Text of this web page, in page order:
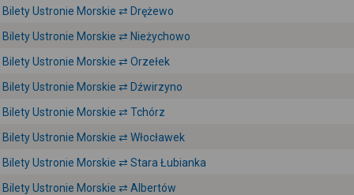
Bilety Ustronie Morskie ⇄ Drężewo
Bilety Ustronie Morskie ⇄ Nieżychowo
Bilety Ustronie Morskie ⇄ Orzełek
Bilety Ustronie Morskie ⇄ Dźwirzyno
Bilety Ustronie Morskie ⇄ Tchórz
Bilety Ustronie Morskie ⇄ Włocławek
Bilety Ustronie Morskie ⇄ Stara Łubianka
Bilety Ustronie Morskie ⇄ Albertów